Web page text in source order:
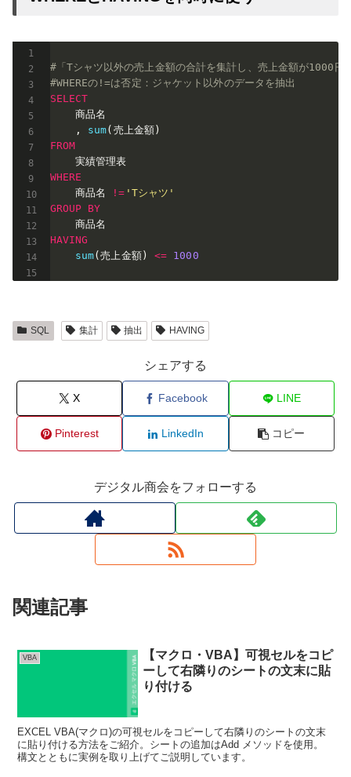
#「Tシャツ以外の売上金額の合計を集計し、売上金額が1000円
#WHEREの!=は否定：ジャケット以外のデータを抽出
SELECT
    商品名
,
sum( 売上金額)
FROM
WHERE
    商品名
!= 'Tシャツ'
GROUP BY
HAVING
sum(売上金額) <= 1000
SQL 集計 抽出 HAVING
シェアする
X Facebook LINE
Pinterest LinkedIn コピー
デジタル商会をフォローする
関連記事
VBA
【マクロ・VBA】可視セルをコピ
ーして右隣りのシートの文末に貼
り付ける
EXCEL VBA(マクロ)の可視セルをコピーして右隣りのシートの文末
に貼り付ける方法をご紹介。シートの追加はAdd メソッドを使用。
構文とともに実例を取り上げてご説明しています。